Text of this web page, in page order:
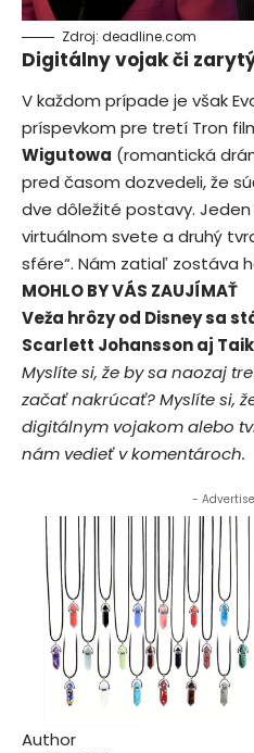
Zdroj: deadline.com
Digitálny vojak či
V každom prípade je však
príspevkom pre tretí Tron
Wigutowa (romantická
pred časom dozvedeli, že
dve dôležité postavy.
virtuálnom svete a druhý
sfére“. Nám zatiaľ zostáva
MOHLO BY VÁS ZAUJÍMAŤ
Veža hrôzy od Disney sa
Scarlett Johansson aj
Myslíte si, že by sa naozaj
začať nakrúcať? Myslíte si,
digitálnym vojakom alebo
nám vedieť v komentároch.
-
Author